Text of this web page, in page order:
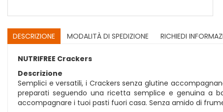
DESCRIZIONE MODALITÀ DI SPEDIZIONE RICHIEDI
NUTRIFREE Crackers
Descrizione
Semplici e versatili, i Crackers senza glutine
preparati seguendo una ricetta semplice e genuina a
accompagnare i tuoi pasti fuori casa. Senza amido di